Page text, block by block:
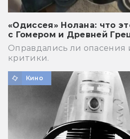
«Одиссея» Нолана: что
с Гомером и Древней
Оправдались ли опасения
критики.
Кино